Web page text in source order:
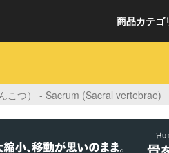
商品カテゴ
こつ） - Sacrum (Sacral vertebrae)